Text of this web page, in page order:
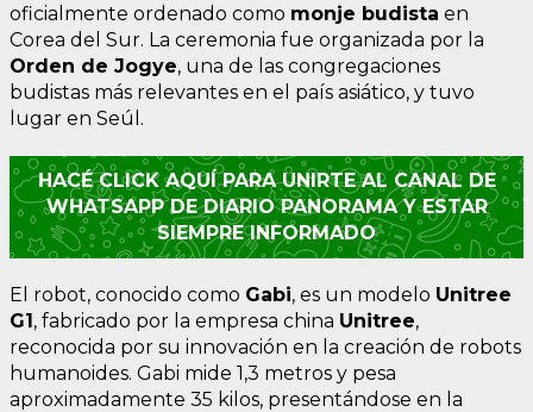
oficialmente ordenado como monje budista en
Corea del Sur. La ceremonia fue organizada por la
Orden de Jogye, una de las congregaciones
budistas más relevantes en el país asiático, y tuvo
lugar en Seúl.
HACÉ CLICK AQUÍ PARA UNIRTE AL CANAL DE
WHATSAPP DE DIARIO PANORAMA Y ESTAR
SIEMPRE INFORMADO
El robot, conocido como Gabi, es un modelo Unitree
G1, fabricado por la empresa china Unitree,
reconocida por su innovación en la creación de robots
humanoides. Gabi mide 1,3 metros y pesa
aproximadamente 35 kilos, presentándose en la